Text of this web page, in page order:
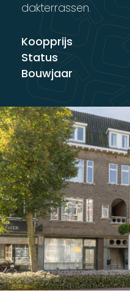
dakterrassen.
Koopprijs
Status
Bouwjaar